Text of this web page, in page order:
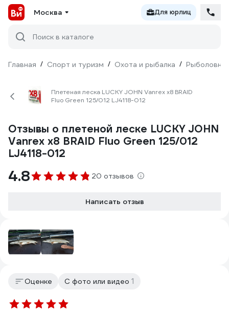
Москва Для юрлиц
Поиск в каталоге
Главная / Спорт и туризм / Охота и рыбалка /
Плетеная леска LUCKY JOHN Vanrex х8 BRAID
Fluo Green 125/012 LJ4118-012
Отзывы о плетеной леске LUCKY JOHN
Vanrex х8 BRAID Fluo Green 125/012
LJ4118-012
4.8 20 отзывов
Написать отзыв
Оценке С фото или видео 1